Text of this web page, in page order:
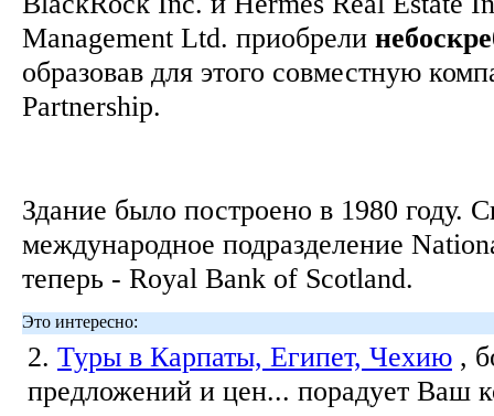
Management Ltd. приобрели
образовав для этого совместную
Partnership.
Здание было построено в 1980 году.
международное подразделение
теперь - Royal Bank of Scotland.
Это интересно:
2. Туры в Карпаты, Египет, Чехию ,
предложений и цен... порадует Ваш